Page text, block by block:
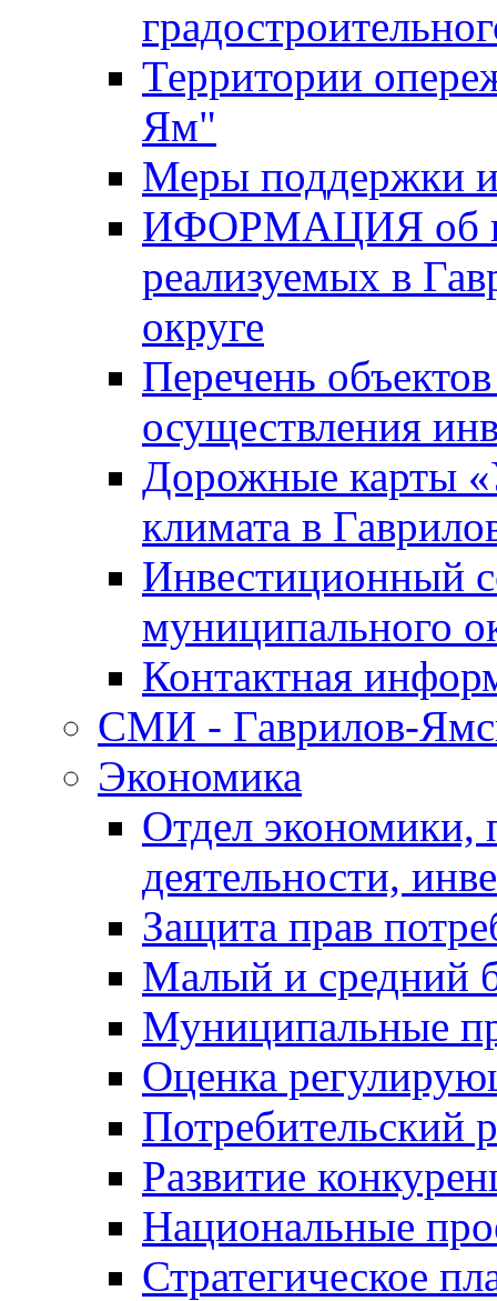
Территории
Ям"
Меры поддержки
ИФОРМАЦИЯ об
реализуемых в
округе
Перечень
осуществления
Дорожные карты
климата в
Инвестиционный
муниципального
Контактная
СМИ - Гаврилов-
Экономика
Отдел экономики,
деятельности,
Защита прав
Малый и средний
Муниципальные
Оценка
Потребительский
Развитие
Национальные
Стратегическое